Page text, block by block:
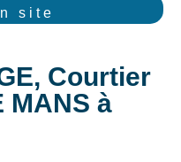
site
Courtier
MANS à